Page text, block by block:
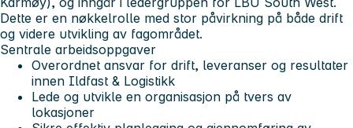
Dette er en nøkkelrolle med stor påvirkning på både drift
og videre utvikling av fagområdet.
Sentrale arbeidsoppgaver
Overordnet ansvar for drift, leveranser og resultater
innen Ildfast & Logistikk
Lede og utvikle en organisasjon på tvers av
lokasjoner